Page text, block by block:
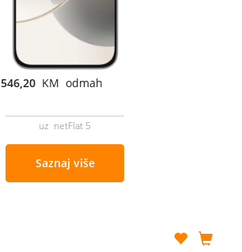
546,20 KM odmah
uz netFlat 5
Saznaj više